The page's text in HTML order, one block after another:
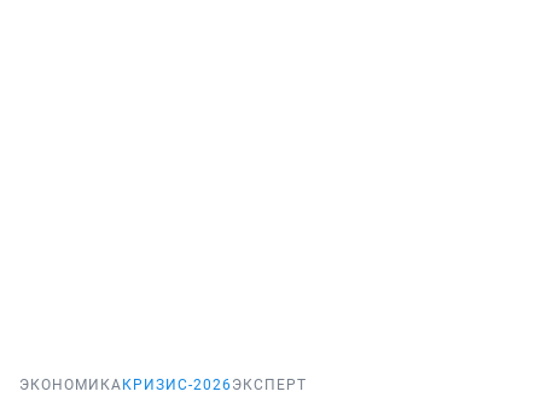
ЭКОНОМИКА КРИЗИС-2026ЭКСПЕРТ